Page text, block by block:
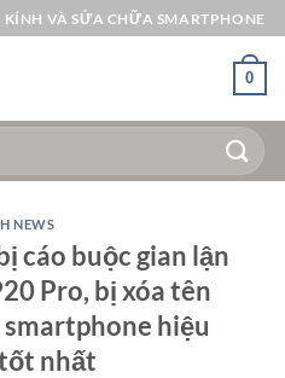
VÀ SỬA CHỮA SMARTPHONE
0
NEWS
cáo buộc gian lận
Pro, bị xóa tên
hiệu
nhất